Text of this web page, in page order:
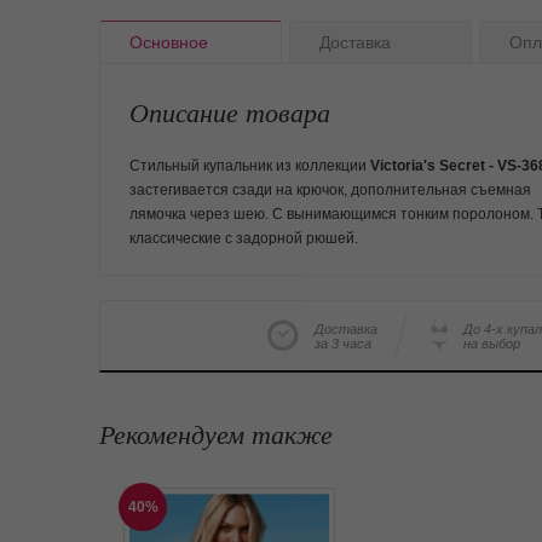
Основное Доставка
Описание товара
Стильный купальник из коллекции Victoria's Secret - VS-
застегивается сзади на крючок, дополнительная съемная
лямочка через шею. С вынимающимся тонким поролоном.
классические с задорной рюшей.
Доставка
за 3 часа
До 4-х
на выбор
Рекомендуем также
40%